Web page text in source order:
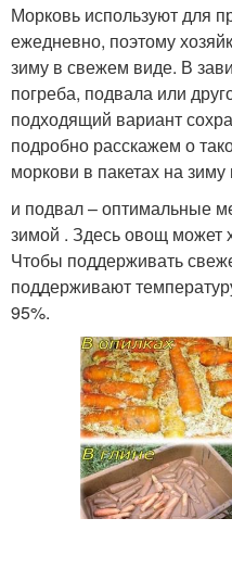
Морковь используют для
ежедневно, поэтому
зиму в свежем виде. В
погреба, подвала или
подходящий вариант
подробно расскажем о
моркови в пакетах на
и подвал – оптимальные
зимой . Здесь овощ может
Чтобы поддерживать
поддерживают
95%.